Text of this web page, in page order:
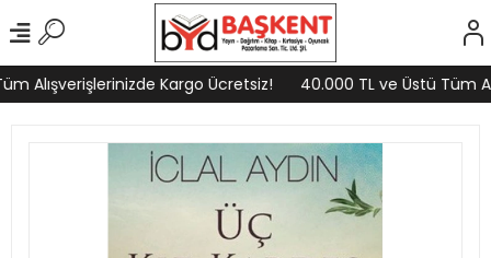
Alışverişlerinizde Kargo Ücretsiz! 40.000 TL ve Üstü Tüm